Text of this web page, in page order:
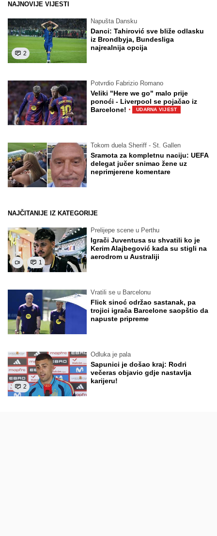
NAJNOVIJE VIJESTI
2
Napušta Dansku
Danci: Tahirović sve bliže odlasku
iz Brondbyja, Bundesliga
najrealnija opcija
Potvrdio Fabrizio Romano
Veliki "Here we go" malo prije
ponoći - Liverpool se pojačao iz
Barcelone! · UDARNA VIJEST
Tokom duela Sheriff - St. Gallen
Sramota za kompletnu naciju: UEFA
delegat jučer snimao žene uz
neprimjerene komentare
NAJČITANIJE IZ KATEGORIJE
1
Prelijepe scene u Perthu
Igrači Juventusa su shvatili ko je
Kerim Alajbegović kada su stigli na
aerodrom u Australiji
Vratili se u Barcelonu
Flick sinoć održao sastanak, pa
trojici igrača Barcelone saopštio da
napuste pripreme
2
Odluka je pala
Sapunici je došao kraj: Rodri
večeras objavio gdje nastavlja
karijeru!